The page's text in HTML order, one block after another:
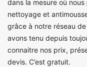
dans la mesure où
nettoyage et
grâce à notre réseau
avons tenu depuis
connaitre nos prix,
devis. C’est gratuit.